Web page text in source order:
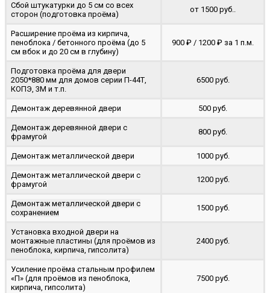
Сбой штукатурки до 5 см со всех
сторон (подготовка проёма)
от 1500 руб..
Расширение проёма из кирпича,
пеноблока / бетонного проёма (до 5
cм вбок и до 20 см в глубину)
900 ₽ / 1200 ₽ за 1 п.м.
Подготовка проёма для двери
2050*880 мм для домов серии П-44Т,
КОПЭ, 3М и т.п.
6500 руб.
Демонтаж деревянной двери 500 руб.
Демонтаж деревянной двери с
фрамугой
800 руб.
Демонтаж металлической двери 1000 руб.
Демонтаж металлической двери с
фрамугой
1200 руб.
Демонтаж металлической двери с
сохранением
1500 руб.
Установка входной двери на
монтажные пластины (для проёмов из
пеноблока, кирпича, гипсолита)
2400 руб.
Усиление проёма стальным профилем
«П» (для проёмов из пеноблока,
кирпича, гипсолита)
7500 руб.